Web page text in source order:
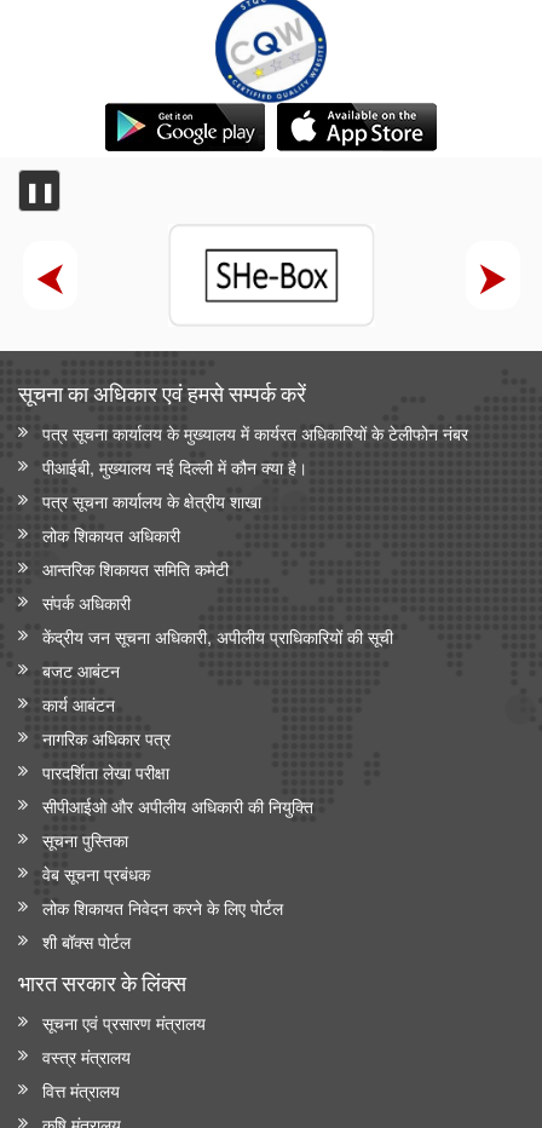
❚❚
सूचना का अधिकार एवं हमसे सम्‍पर्क करें
पत्र सूचना कार्यालय के मुख्यालय में कार्यरत अधिकारियों के टेलीफोन नंबर
पीआईबी, मुख्यालय नई दिल्ली में कौन क्या है।
पत्र सूचना कार्यालय के क्षेत्रीय शाखा
लोक शिकायत अधिकारी
आन्‍तरिक शिकायत समिति कमेटी
संपर्क अधिकारी
केंद्रीय जन सूचना अधिकारी, अपीलीय प्राधिकारियों की सूची
बजट आबंटन
कार्य आबंटन
नागरिक अधिकार पत्र
पारदर्शिता लेखा परीक्षा
सीपीआईओ और अपी‍लीय अधिकारी की नियुक्ति
सूचना पुस्तिका
वेब सूचना प्रबंधक
लोक शिकायत निवेदन करने के लिए पोर्टल
शी बॉक्स पोर्टल
भारत सरकार के लिंक्‍स
सूचना एवं प्रसारण मंत्रालय
वस्त्र मंत्रालय
वित्त मंत्रालय